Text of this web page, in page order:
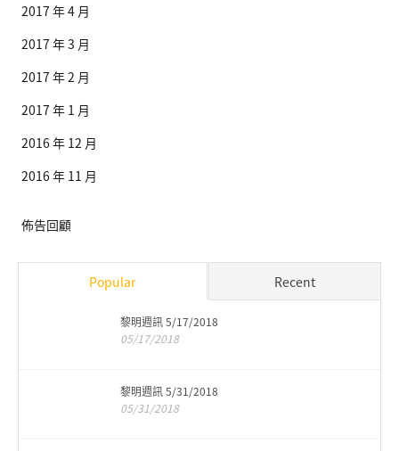
2017 年 4 月
2017 年 3 月
2017 年 2 月
2017 年 1 月
2016 年 12 月
2016 年 11 月
佈告回顧
Popular Recent
黎明週訊 5/17/2018
05/17/2018
黎明週訊 5/31/2018
05/31/2018